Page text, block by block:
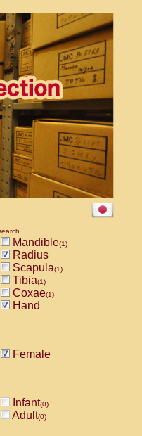
Mandible(1)
Radius
Scapula(1)
Tibia(1)
Coxae(1)
Hand
Female
Infant(0)
Adult(0)